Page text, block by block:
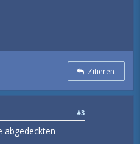
Zitieren
#3
abgedeckten